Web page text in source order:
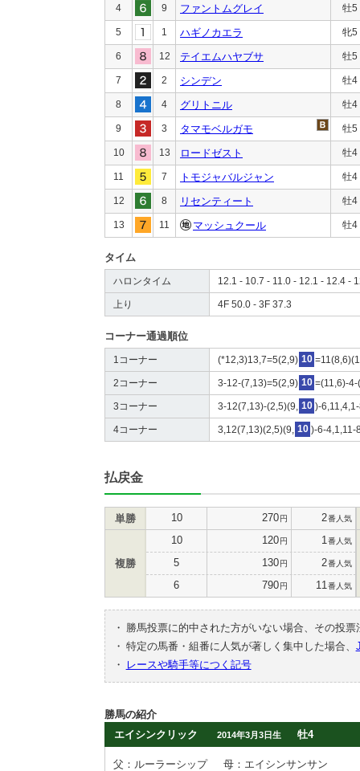
4 9 ファントムグレイ 牡5
5 1 ハギノカエラ 牝5
6 12 テイエムハヤブサ 牡5
7 2 シンデン 牡4
8 4 グリトニル 牡4
9 3 タマモベルガモ 牡5
10 13 ロードゼスト 牡4
11 7 トモジャバルジャン 牡4
12 8 リセンティート 牡4
13 11 マッシュクール 牡4
タイム
ハロンタイム 12.1 - 10.7 - 11.0 - 12.1 - 12.4 -
上り 4F 50.0 - 3F 37.3
コーナー通過順位
1コーナー (*12,3)13,7=5(2,9) 10
2コーナー 3-12-(7,13)=5(2,9) 10 =(11,6)-4-
3コーナー 3-12(7,13)-(2,5)(9, 10 )-
4コーナー 3,12(7,13)(2,5)(9, 10 )-6-4,1,11-
払戻金
単勝 10 270円 2番人気
複勝
10 120円 1 番人気
5 130円 2番人気
6 790円 11 番人気
・
勝馬投票に的中された方がいない場合、その投
・ 特定の馬番・組番に人気が著しく集中した場合、
・
レースや騎手等につく記号
勝馬の紹介
エイシンクリック
2014年3月3日生 牡4
父：ルーラーシップ
母：エイシンサンサン